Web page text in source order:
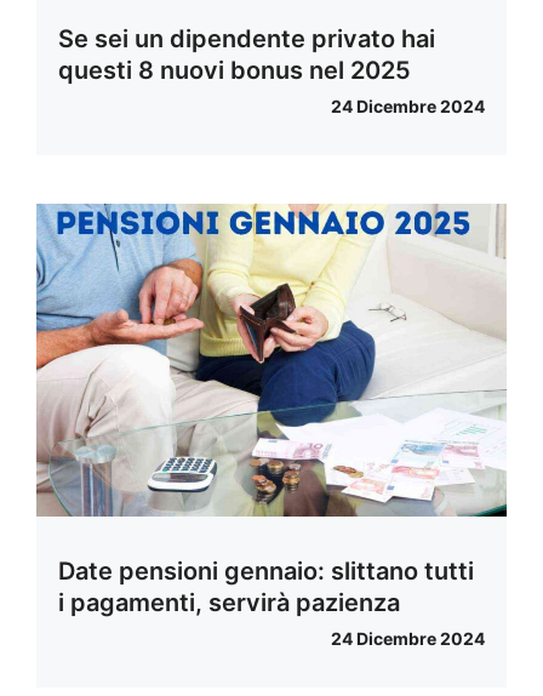
Se sei un dipendente privato hai
questi 8 nuovi bonus nel 2025
24 Dicembre 2024
Date pensioni gennaio: slittano tutti
i pagamenti, servirà pazienza
24 Dicembre 2024